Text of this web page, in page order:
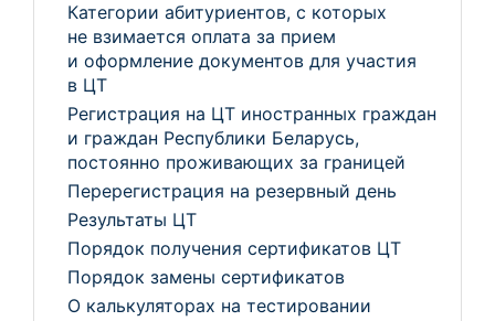
Категории абитуриентов, с которых
не взимается оплата за прием
и оформление документов для участия
в ЦТ
Регистрация на ЦТ иностранных граждан
и граждан Республики Беларусь,
постоянно проживающих за границей
Перерегистрация на резервный день
Результаты ЦТ
Порядок получения сертификатов ЦТ
Порядок замены сертификатов
О калькуляторах на тестировании